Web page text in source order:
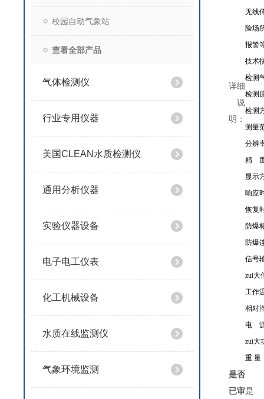
校园自动气象站
查看全部产品
气体检测仪
行业专用仪器
美国CLEAN水质检测仪
通用分析仪器
实验仪器设备
电子电工仪表
化工机械设备
水质在线监测仪
气象环境监测
详细
说
明：
无线
险场
报警
技术
检测
检测
检测
测量
分辨
精
显示
响应
恢复
防爆
防爆
信号
zui大
工作
相对
电
zui大
重 量
是否
已审是